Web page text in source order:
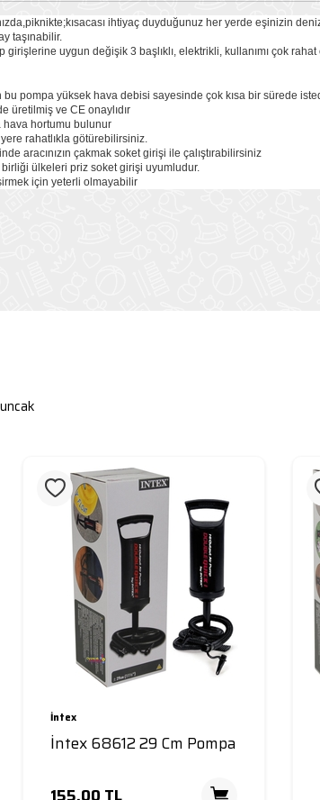
ihtiyaç duyduğunuz her yerde eşinizin
taşınabilir.
uygun değişik 3 başlıklı, elektrikli, kullanımı çok rahat
pompa yüksek hava debisi sayesinde çok kısa bir sürede
üretilmiş ve CE onaylıdır
hava hortumu bulunur
rahatlıkla götürebilirsiniz.
aracınızın çakmak soket girişi ile çalıştırabilirsiniz
ülkeleri priz soket girişi uyumludur.
için yeterli olmayabilir
Sepete Ekle
İntex
İntex 68612 29 Cm Pompa
155,00 TL